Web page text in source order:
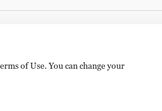
of Use. You can change your